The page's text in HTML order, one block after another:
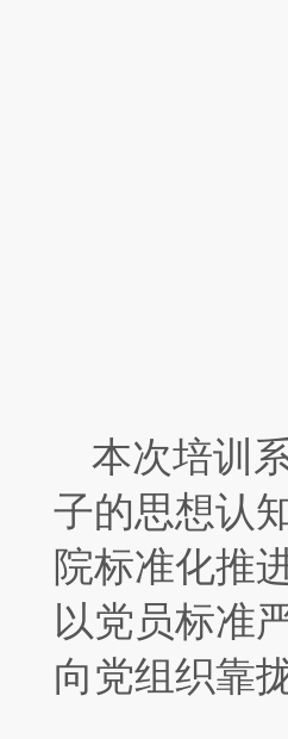
本次培训
子的思想认
院标准化推
以党员标准
向党组织靠拢